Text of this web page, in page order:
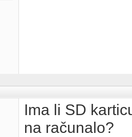
Ima li SD
na računalo?